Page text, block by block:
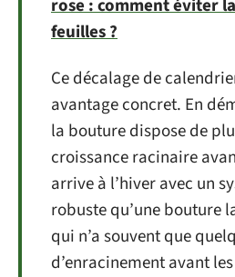
rose : comment éviter
feuilles ?
Ce décalage de
avantage concret. En
la bouture dispose de
croissance racinaire
arrive à l’hiver avec un
robuste qu’une bouture
qui n’a souvent que
d’enracinement avant